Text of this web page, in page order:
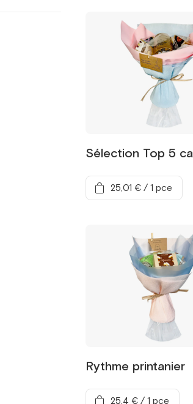
Sélection Top 5
25,01 € /1 pce
Rythme printanier
25,4 € /1 pce